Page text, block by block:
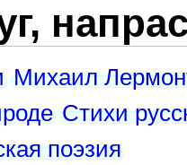
Михаил
Стихи
поэзия